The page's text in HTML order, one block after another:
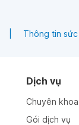
Thông tin
Dịch vụ
Chuyên khoa
Gói dịch vụ